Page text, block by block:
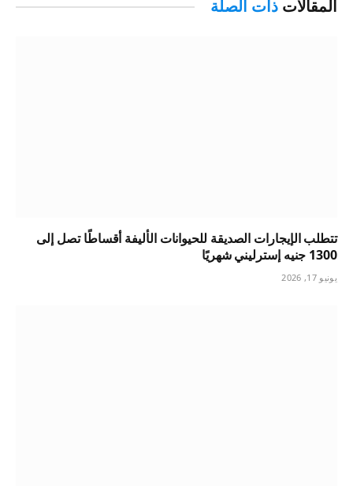
المقالات ذات الصلة
تتطلب الإيجارات الصديقة للحيوانات الأليفة أقساطًا تصل إلى
1300 جنيه إسترليني شهريًا
يونيو 17, 2026